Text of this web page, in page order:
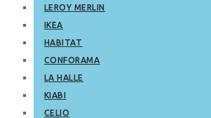
LEROY MERLIN
IKEA
HABITAT
CONFORAMA
LA HALLE
KIABI
CELIO